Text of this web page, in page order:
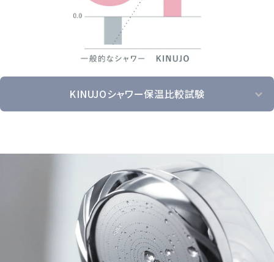
KINUJOシャワー保温比較試験